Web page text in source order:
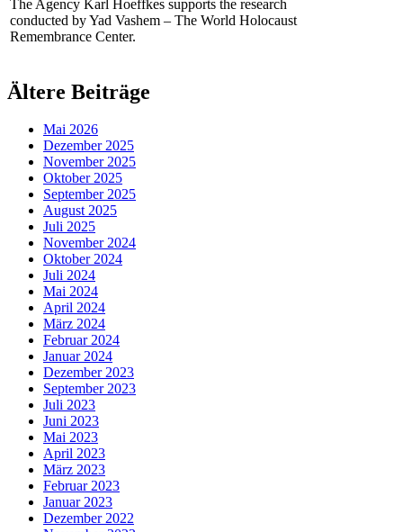
The Agency Karl Hoeffkes supports the research
conducted by Yad Vashem – The World Holocaust
Remembrance Center.
Ältere Beiträge
Mai 2026
Dezember 2025
November 2025
Oktober 2025
September 2025
August 2025
Juli 2025
November 2024
Oktober 2024
Juli 2024
Mai 2024
April 2024
März 2024
Februar 2024
Januar 2024
Dezember 2023
September 2023
Juli 2023
Juni 2023
Mai 2023
April 2023
März 2023
Februar 2023
Januar 2023
Dezember 2022